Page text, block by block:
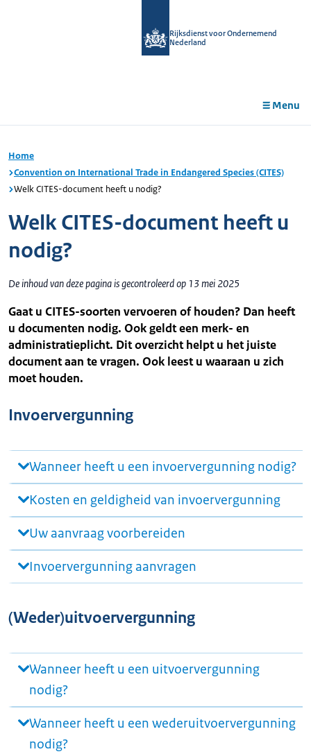
Rijksdienst voor Ondernemend
Nederland
Menu
Home
Convention on International Trade in Endangered Species (CITES)
Welk CITES-document heeft u nodig?
Welk CITES-document heeft u
nodig?
De inhoud van deze pagina is gecontroleerd op 13 mei 2025
Gaat u CITES-soorten vervoeren of houden? Dan heeft
u documenten nodig. Ook geldt een merk- en
administratieplicht. Dit overzicht helpt u het juiste
document aan te vragen. Ook leest u waaraan u zich
moet houden.
Invoervergunning
Wanneer heeft u een invoervergunning nodig?
Kosten en geldigheid van invoervergunning
Uw aanvraag voorbereiden
Invoervergunning aanvragen
(Weder)uitvoervergunning
Wanneer heeft u een uitvoervergunning
nodig?
Wanneer heeft u een wederuitvoervergunning
nodig?